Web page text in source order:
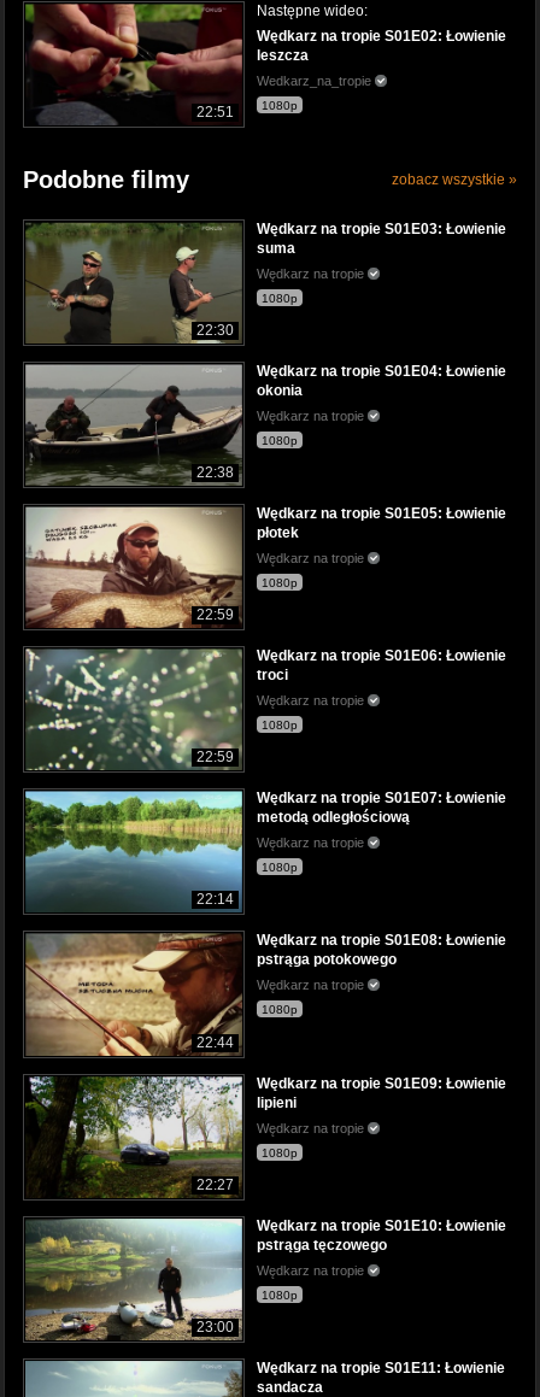
22:51
Następne wideo:
Wędkarz na tropie S01E02: Łowienie
leszcza
Wedkarz_na_tropie
1080p
Podobne filmy zobacz wszystkie »
22:30
Wędkarz na tropie S01E03: Łowienie
suma
Wędkarz na tropie
1080p
22:38
Wędkarz na tropie S01E04: Łowienie
okonia
Wędkarz na tropie
1080p
22:59
Wędkarz na tropie S01E05: Łowienie
płotek
Wędkarz na tropie
1080p
22:59
Wędkarz na tropie S01E06: Łowienie
troci
Wędkarz na tropie
1080p
22:14
Wędkarz na tropie S01E07: Łowienie
metodą odległościową
Wędkarz na tropie
1080p
22:44
Wędkarz na tropie S01E08: Łowienie
pstrąga potokowego
Wędkarz na tropie
1080p
22:27
Wędkarz na tropie S01E09: Łowienie
lipieni
Wędkarz na tropie
1080p
23:00
Wędkarz na tropie S01E10: Łowienie
pstrąga tęczowego
Wędkarz na tropie
1080p
Wędkarz na tropie S01E11: Łowienie
sandacza